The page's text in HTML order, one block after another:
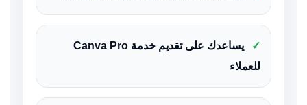
✓
يساعدك على تقديم خدمة Canva Pro
للعملاء